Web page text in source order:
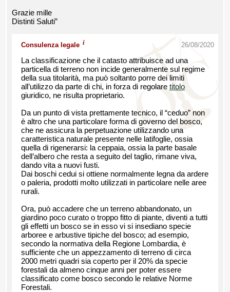
Grazie mille
Distinti Saluti”
Consulenza legale i 26/08/2020
La classificazione che il catasto attribuisce ad una
particella di terreno non incide generalmente sul regime
della sua titolarità, ma può soltanto porre dei limiti
all’utilizzo da parte di chi, in forza di regolare titolo
giuridico, ne risulta proprietario.
Da un punto di vista prettamente tecnico, il “ceduo” non
è altro che una particolare forma di governo del bosco,
che ne assicura la perpetuazione utilizzando una
caratteristica naturale presente nelle latifoglie, ossia
quella di rigenerarsi: la ceppaia, ossia la parte basale
dell’albero che resta a seguito del taglio, rimane viva,
dando vita a nuovi fusti.
Dai boschi cedui si ottiene normalmente legna da ardere
o paleria, prodotti molto utilizzati in particolare nelle aree
rurali.
Ora, può accadere che un terreno abbandonato, un
giardino poco curato o troppo fitto di piante, diventi a tutti
gli effetti un bosco se in esso vi si insediano specie
arboree e arbustive tipiche del bosco; ad esempio,
secondo la normativa della Regione Lombardia, è
sufficiente che un appezzamento di terreno di circa
2000 metri quadri sia coperto per il 20% da specie
forestali da almeno cinque anni per poter essere
classificato come bosco secondo le relative Norme
Forestali.